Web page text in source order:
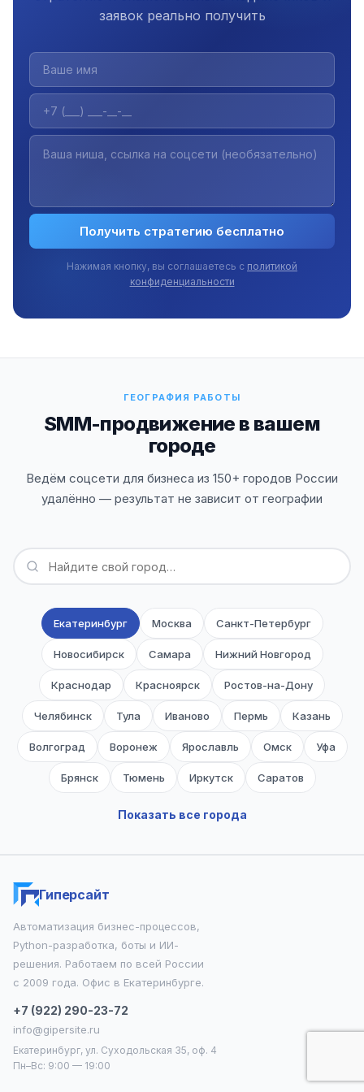
заявок реально получить
Получить стратегию бесплатно
Нажимая кнопку, вы соглашаетесь с политикой
конфиденциальности
ГЕОГРАФИЯ РАБОТЫ
SMM-продвижение в вашем
городе
Ведём соцсети для бизнеса из 150+ городов России
удалённо — результат не зависит от географии
Екатеринбург Москва Санкт-Петербург
Новосибирск Самара Нижний Новгород
Краснодар Красноярск Ростов-на-Дону
Челябинск Тула Иваново Пермь Казань
Волгоград Воронеж Ярославль Омск Уфа
Брянск Тюмень Иркутск Саратов
Калининград
Белгород
Набережные Челны Хабаровск
Севастополь Балашиха
Калуга
Магнитогорск Смоленск
Нижний Тагил
Показать все города
Гиперсайт
Автоматизация бизнес-процессов,
Python-разработка, боты и ИИ-
решения. Работаем по всей России
с 2009 года. Офис в Екатеринбурге.
+7 (922) 290-23-72
info@gipersite.ru
Екатеринбург, ул. Суходольская 35, оф. 4
Пн–Вс: 9:00 — 19:00